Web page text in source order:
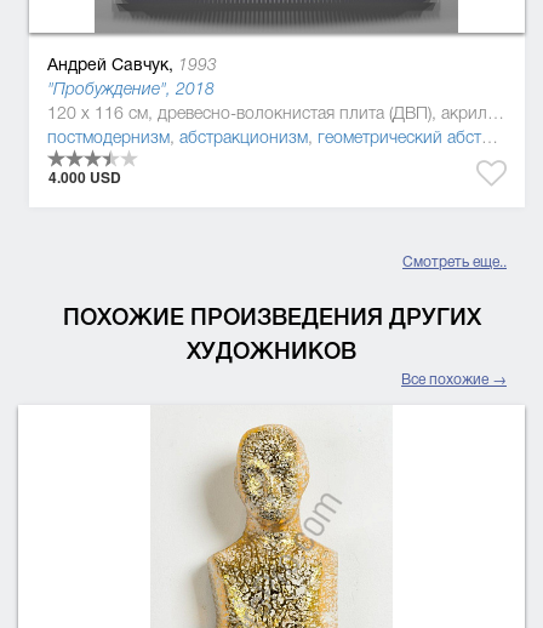
Андрей Савчук, 1993
"Пробуждение", 2018
120 x 116 см, древесно-волокнистая плита (ДВП), акриловая краска, Дерево, полиуретан
постмодернизм, абстракционизм, геометрический абстракционизм
4.000 USD
Смотреть еще..
ПОХОЖИЕ ПРОИЗВЕДЕНИЯ ДРУГИХ
ХУДОЖНИКОВ
Все похожие →